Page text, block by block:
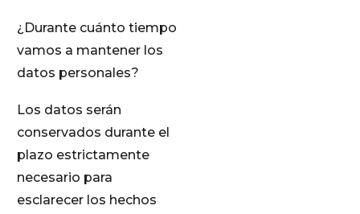
¿Durante cuánto tiempo
vamos a mantener los
datos personales?
Los datos serán
conservados durante el
plazo estrictamente
necesario para
esclarecer los hechos